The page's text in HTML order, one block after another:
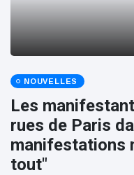
NOUVELLES
Les
rues de Paris
manifestations
tout"